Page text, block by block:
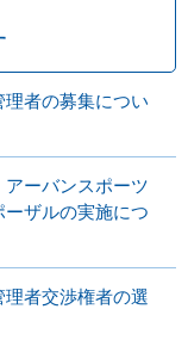
者の募集につい
ーバンスポーツ
ザルの実施につ
者交渉権者の選